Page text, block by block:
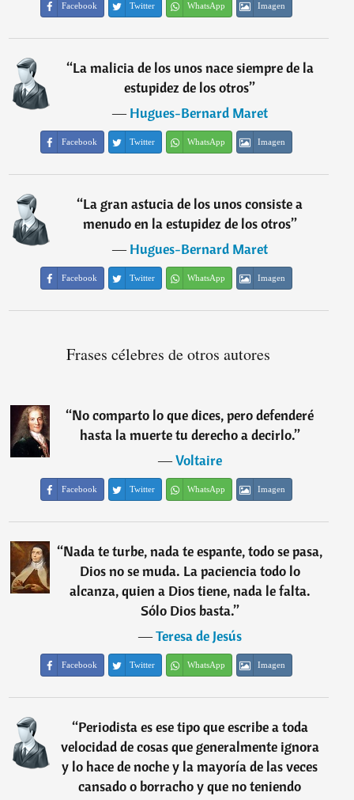
Facebook Twitter WhatsApp Imagen
“La malicia de los unos nace siempre de la
estupidez de los otros”
―Hugues-Bernard Maret
Facebook Twitter WhatsApp Imagen
“La gran astucia de los unos consiste a
menudo en la estupidez de los otros”
―Hugues-Bernard Maret
Facebook Twitter WhatsApp Imagen
Frases célebres de otros autores
“No comparto lo que dices, pero defenderé
hasta la muerte tu derecho a decirlo.”
―Voltaire
Facebook Twitter WhatsApp Imagen
“Nada te turbe, nada te espante, todo se pasa,
Dios no se muda. La paciencia todo lo
alcanza, quien a Dios tiene, nada le falta.
Sólo Dios basta.”
―Teresa de Jesús
Facebook Twitter WhatsApp Imagen
“Periodista es ese tipo que escribe a toda
velocidad de cosas que generalmente ignora
y lo hace de noche y la mayoría de las veces
cansado o borracho y que no teniendo